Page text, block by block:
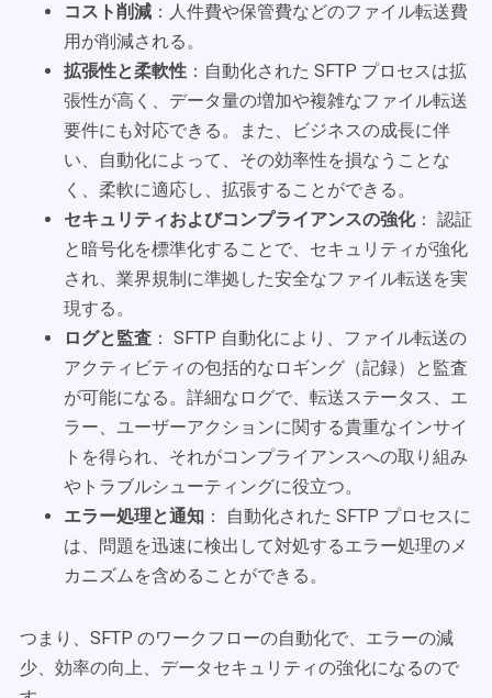
コスト削減 ：人件費や保管費などのファイル転送費
用が削減される。
拡張性と柔軟性 ：自動化された SFTP プロセスは拡
張性が高く、データ量の増加や複雑なファイル転送
要件にも対応できる。また、ビジネスの成長に伴
い、自動化によって、その効率性を損なうことな
く、柔軟に適応し、拡張することができる。
セキュリティおよびコンプライアンスの強化： 認証
と暗号化を標準化することで、セキュリティが強化
され、業界規制に準拠した安全なファイル転送を実
現する。
ログと監査 ： SFTP 自動化により、ファイル転送の
アクティビティの包括的なロギング（記録）と監査
が可能になる。詳細なログで、転送ステータス、エ
ラー、ユーザーアクションに関する貴重なインサイ
トを得られ、それがコンプライアンスへの取り組み
やトラブルシューティングに役立つ。
エラー処理と通知 ： 自動化された SFTP プロセスに
は、問題を迅速に検出して対処するエラー処理のメ
カニズムを含めることができる。
つまり、SFTP のワークフローの自動化で、エラーの減
少、効率の向上、データセキュリティの強化になるので